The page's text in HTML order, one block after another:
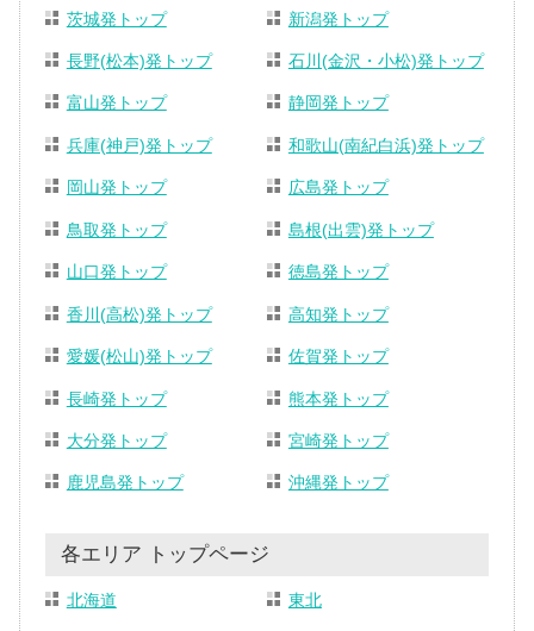
茨城発トップ 新潟発トップ
長野(松本)発トップ 石川(金沢・小松)発トップ
富山発トップ 静岡発トップ
兵庫(神戸)発トップ 和歌山(南紀白浜)発トップ
岡山発トップ 広島発トップ
鳥取発トップ 島根(出雲)発トップ
山口発トップ 徳島発トップ
香川(高松)発トップ 高知発トップ
愛媛(松山)発トップ 佐賀発トップ
長崎発トップ 熊本発トップ
大分発トップ 宮崎発トップ
鹿児島発トップ 沖縄発トップ
各エリア トップページ
北海道 東北